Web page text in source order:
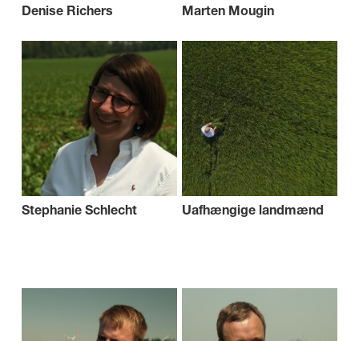
Denise Richers Marten Mougin
Stephanie Schlecht Uafhængige landmænd